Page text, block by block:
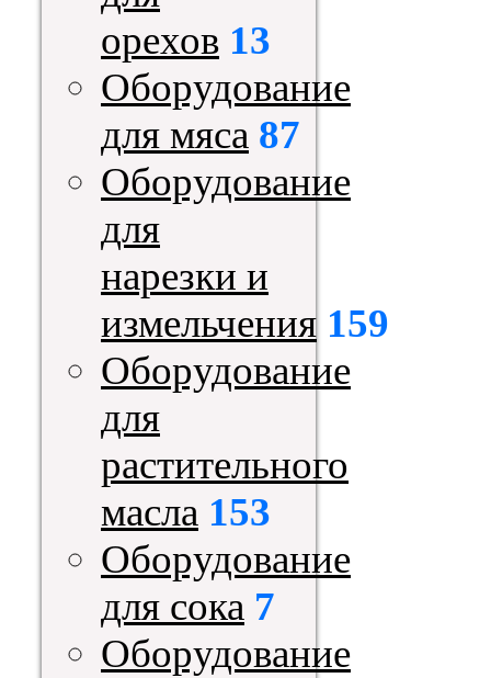
орехов 13
Оборудование
для мяса 87
Оборудование
для
нарезки и
измельчения 159
Оборудование
для
растительного
масла 153
Оборудование
для сока 7
Оборудование